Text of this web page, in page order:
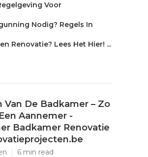
Voor
Nodig? Regels In
Renovatie? Lees Het Hier! ...
Van De Badkamer – Zo
Aannemer -
Badkamer Renovatie
6 min read